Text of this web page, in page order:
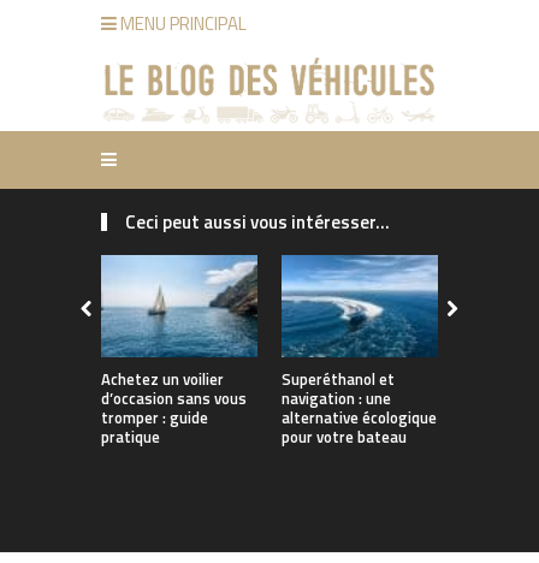
MENU PRINCIPAL
Ceci peut aussi vous intéresser...
Achetez un voilier
d’occasion sans vous
tromper : guide
pratique
Superéthanol et
navigation : une
alternative écologique
pour votre bateau